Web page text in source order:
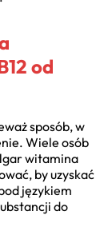
od
sposób, w
Wiele osób
witamina
by uzyskać
językiem
do